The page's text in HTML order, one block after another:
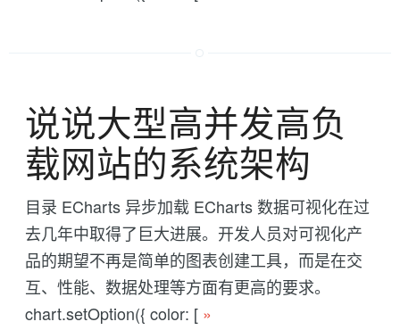
说说大型高并发高负
载网站的系统架构
目录 ECharts 异步加载 ECharts 数据可视化在过
去几年中取得了巨大进展。开发人员对可视化产
品的期望不再是简单的图表创建工具，而是在交
互、性能、数据处理等方面有更高的要求。
chart.setOption({ color: [ »